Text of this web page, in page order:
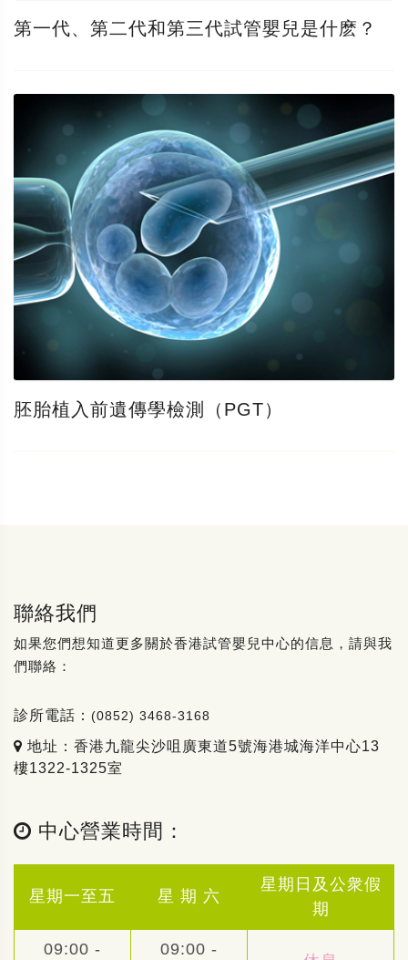
第一代、第二代和第三代試管嬰兒是什麽？
胚胎植入前遺傳學檢測（PGT）
聯絡我們
如果您們想知道更多關於香港試管嬰兒中心的信息，請與我
們聯絡：
診所電話： (0852) 3468-3168
地址：香港九龍尖沙咀廣東道5號海港城海洋中心13
樓1322-1325室
中心營業時間：
星期一至五 星 期 六
星期日及公衆假
期
09:00 - 09:00 -